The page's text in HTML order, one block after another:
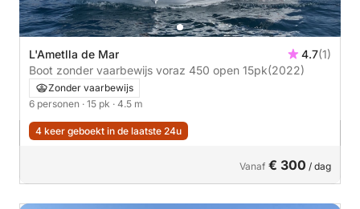
L'Ametlla de Mar 4.7(1)
Boot zonder vaarbewijs voraz 450 open 15pk(2022)
Zonder vaarbewijs
6 personen · 15 pk · 4.5 m
4 keer geboekt in de laatste 24u
Vanaf € 300 / dag